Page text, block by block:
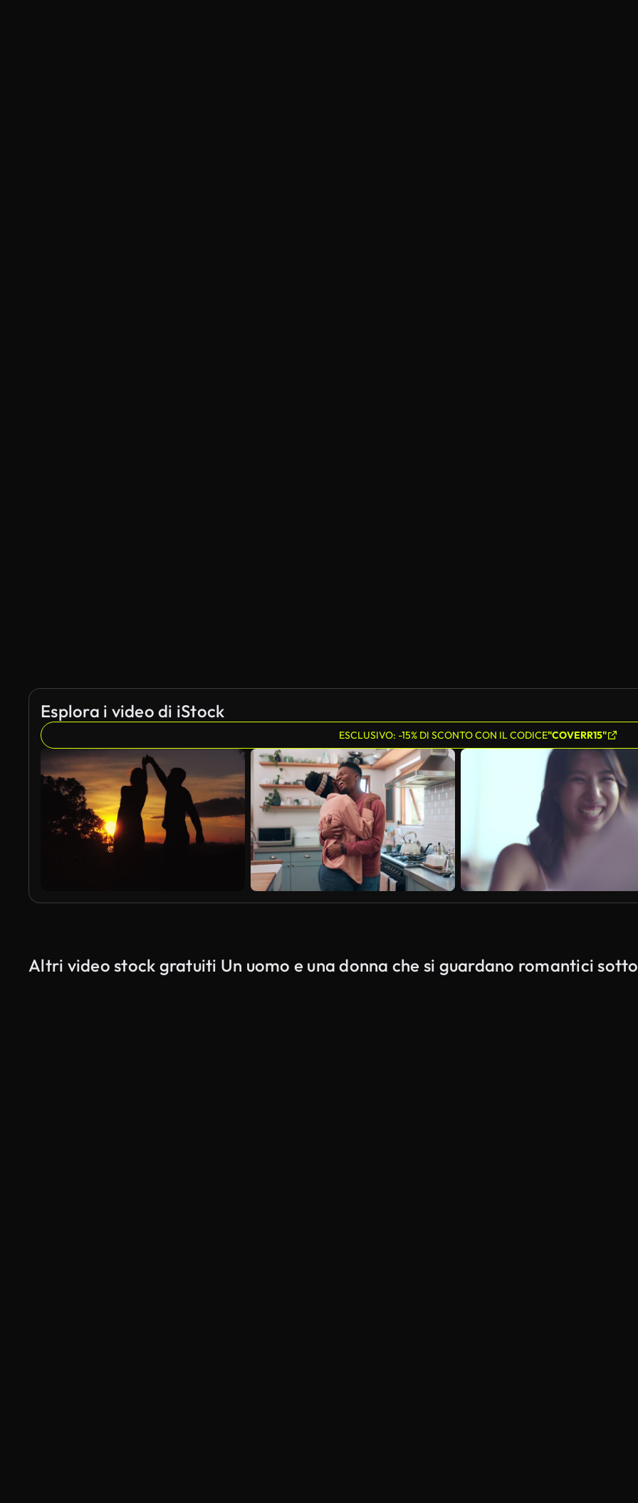
Esplora i video di iStock
ESCLUSIVO: -15% DI SCONTO CON IL CODICE"COVERR15"
Altri video stock gratuiti Un uomo e una donna che si guardano romantici